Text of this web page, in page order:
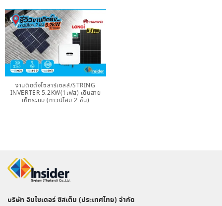
งานติดตั้งโซลาร์เซลล์/STRING
INVERTER 5.2KW(1เฟส) เดินสาย
เซ็ตระบบ (ทาวน์โฮม 2 ชั้น)
บริษัท อินไซเดอร์ ซิสเต็ม (ประเทศไทย) จำกัด